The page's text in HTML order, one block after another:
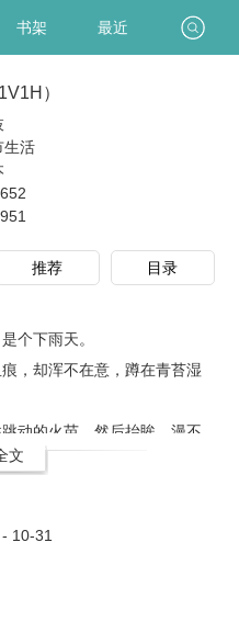
书架 最近
）
生活
推荐 目录
个下雨天。
却浑不在意，蹲在青苔湿
的火苗，然后抬眸，漫不
文
10-31